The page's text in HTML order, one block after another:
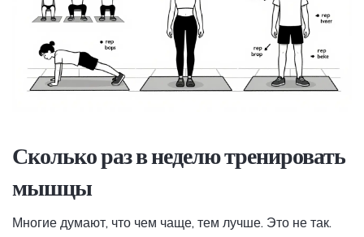
Сколько раз в неделю тренировать
мышцы
Многие думают, что чем чаще, тем лучше. Это не так.